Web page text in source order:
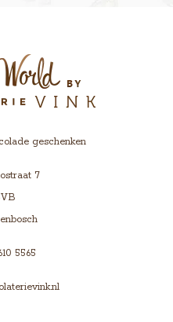
geschenken
7
5565